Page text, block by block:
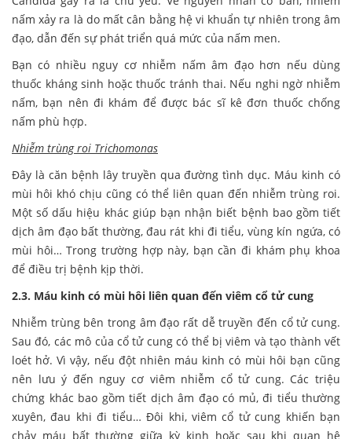
nấm xảy ra là do mất cân bằng hệ vi khuẩn tự nhiên trong âm
đạo, dẫn đến sự phát triển quá mức của nấm men.
Bạn có nhiều nguy cơ nhiễm nấm âm đạo hơn nếu dùng
thuốc kháng sinh hoặc thuốc tránh thai. Nếu nghi ngờ nhiễm
nấm, bạn nên đi khám để được bác sĩ kê đơn thuốc chống
nấm phù hợp.
Nhiễm trùng roi Trichomonas
Đây là căn bệnh lây truyền qua đường tình dục. Máu kinh có
mùi hôi khó chịu cũng có thể liên quan đến nhiễm trùng roi.
Một số dấu hiệu khác giúp bạn nhận biết bệnh bao gồm tiết
dịch âm đạo bất thường, đau rát khi đi tiểu, vùng kín ngứa, có
mùi hôi… Trong trường hợp này, bạn cần đi khám phụ khoa
để điều trị bệnh kịp thời.
2.3. Máu kinh có mùi hôi liên quan đến viêm cổ tử cung
Nhiễm trùng bên trong âm đạo rất dễ truyền đến cổ tử cung.
Sau đó, các mô của cổ tử cung có thể bị viêm và tạo thành vết
loét hở. Vì vậy, nếu đột nhiên máu kinh có mùi hôi bạn cũng
nên lưu ý đến nguy cơ viêm nhiễm cổ tử cung. Các triệu
chứng khác bao gồm tiết dịch âm đạo có mủ, đi tiểu thường
xuyên, đau khi đi tiểu… Đôi khi, viêm cổ tử cung khiến bạn
chảy máu bất thường giữa kỳ kinh hoặc sau khi quan hệ